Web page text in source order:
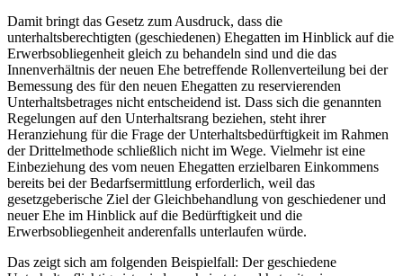
Damit bringt das Gesetz zum Ausdruck, dass die
unterhaltsberechtigten (geschiedenen) Ehegatten im Hinblick auf die
Erwerbsobliegenheit gleich zu behandeln sind und die das
Innenverhältnis der neuen Ehe betreffende Rollenverteilung bei der
Bemessung des für den neuen Ehegatten zu reservierenden
Unterhaltsbetrages nicht entscheidend ist. Dass sich die genannten
Regelungen auf den Unterhaltsrang beziehen, steht ihrer
Heranziehung für die Frage der Unterhaltsbedürftigkeit im Rahmen
der Drittelmethode schließlich nicht im Wege. Vielmehr ist eine
Einbeziehung des vom neuen Ehegatten erzielbaren Einkommens
bereits bei der Bedarfsermittlung erforderlich, weil das
gesetzgeberische Ziel der Gleichbehandlung von geschiedener und
neuer Ehe im Hinblick auf die Bedürftigkeit und die
Erwerbsobliegenheit anderenfalls unterlaufen würde.
Das zeigt sich am folgenden Beispielfall: Der geschiedene